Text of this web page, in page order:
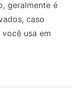
geralmente é
caso
usa em